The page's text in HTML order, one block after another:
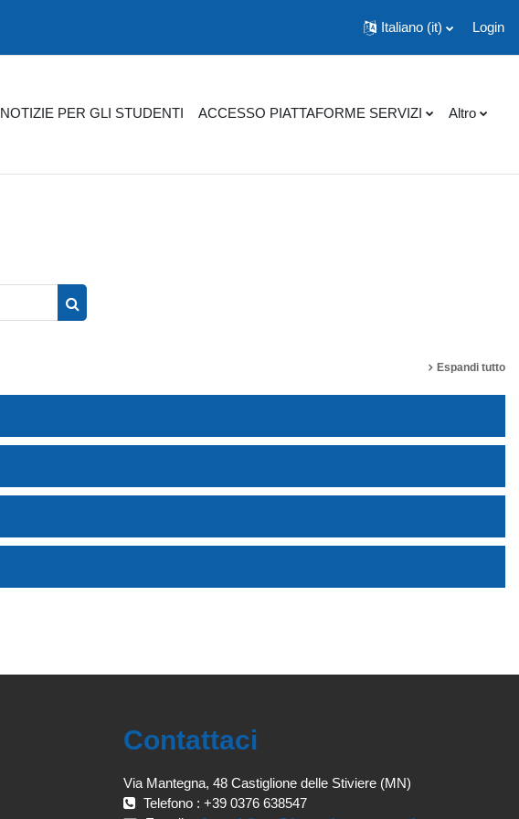
Italiano ‎(it)‎ Login
NOTIZIE PER GLI STUDENTI ACCESSO PIATTAFORME SERVIZI Altro
Cerca corsi
Espandi tutto
Contattaci
Via Mantegna, 48 Castiglione delle Stiviere (MN)
Telefono : +39 0376 638547